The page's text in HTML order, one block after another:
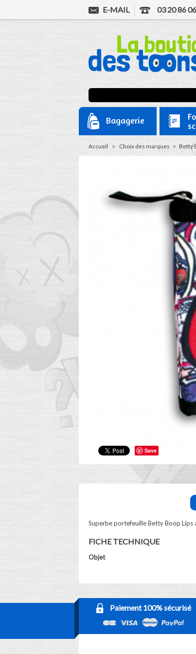
E-MAIL 03 20 86
Bagagerie
Accueil > Choix des marques > Betty
Save
Superbe portefeuille Betty Boop Lips
FICHE TECHNIQUE
Objet
Paiement 100% sécurisé